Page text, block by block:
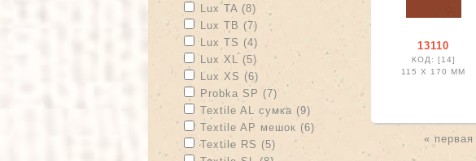
Apply Lux TA filter
Lux TA (8)
Apply Lux TB filter
Lux TB (7) Apply Lux TB filter
Apply Lux TS filter
Lux TS (4)
Apply Lux XL filter
Lux XL (5) Apply Lux XL filter
Apply Lux XS filter
Lux XS (6) Apply Lux XS filter
Apply Probka SP filter
Probka SP (7) Apply Probka SP filter
Apply Textile AL сумка filter
Textile AL сумка (9) Apply Textile AL сумка filter
Apply Textile AP мешок filter
Textile AP мешок (6) Apply Textile AP мешок filter
Apply Textile RS filter
Textile RS (5) Apply Textile RS filter
13110
КОД: [14]
115 X 170 ММ
Страницы
« первая